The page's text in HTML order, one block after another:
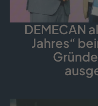
DEMECAN
Jahres“